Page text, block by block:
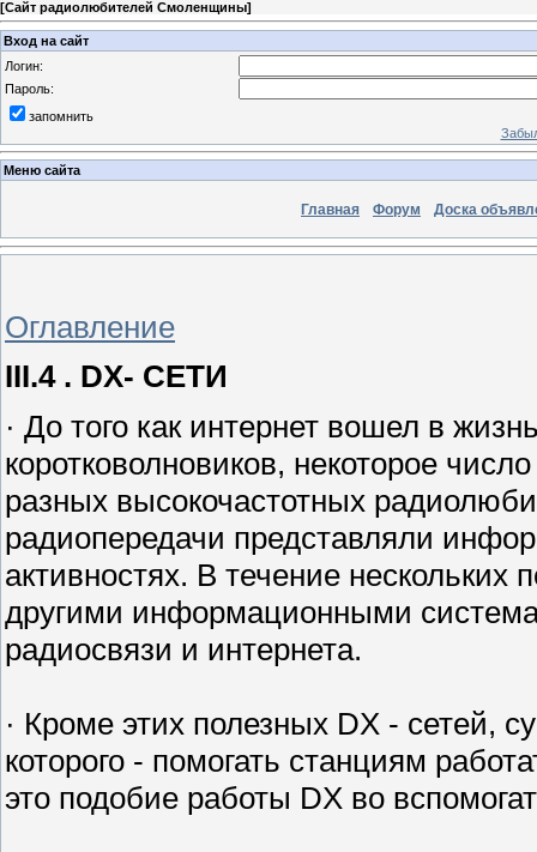
[Сайт радиолюбителей Смоленщины]
Вход на сайт
Логин:
Пароль:
запомнить
Меню сайта
Главная Форум Доска
Оглавление
III.4 . DX- СЕТИ
· До того как интернет вошел в
коротковолновиков, некоторое
разных высокочастотных
радиопередачи представляли
активностях. В течение
другими информационными
радиосвязи и интернета.
· Кроме этих полезных DX - сетей,
которого - помогать станциям
это подобие работы DX во